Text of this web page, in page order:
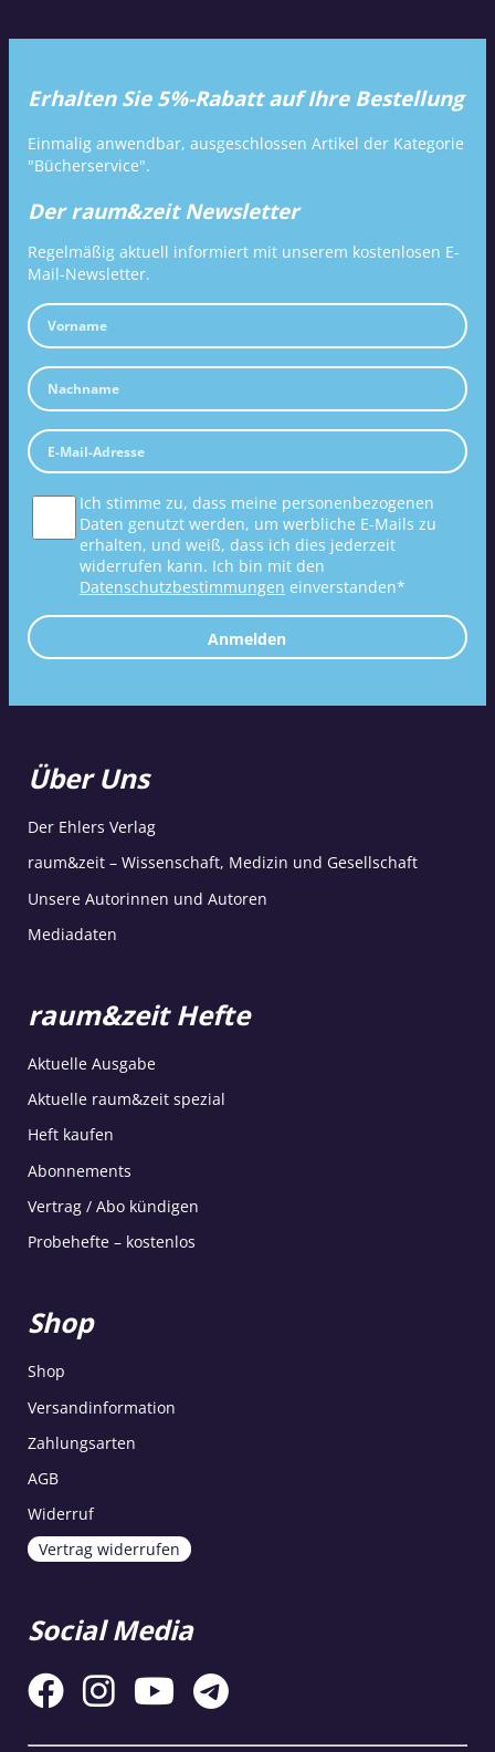
Erhalten Sie 5%-Rabatt auf Ihre Bestellung
Einmalig anwendbar, ausgeschlossen Artikel der Kategorie
"Bücherservice".
Der raum&zeit Newsletter
Regelmäßig aktuell informiert mit unserem kostenlosen E-
Mail-Newsletter.
Ich stimme zu, dass meine personenbezogenen
Daten genutzt werden, um werbliche E-Mails zu
erhalten, und weiß, dass ich dies jederzeit
widerrufen kann. Ich bin mit den
Datenschutzbestimmungen einverstanden*
Anmelden
Über Uns
Der Ehlers Verlag
raum&zeit – Wissenschaft, Medizin und Gesellschaft
Unsere Autorinnen und Autoren
Mediadaten
raum&zeit Hefte
Aktuelle Ausgabe
Aktuelle raum&zeit spezial
Heft kaufen
Abonnements
Vertrag / Abo kündigen
Probehefte – kostenlos
Shop
Shop
Versandinformation
Zahlungsarten
AGB
Widerruf
Vertrag widerrufen
Social Media